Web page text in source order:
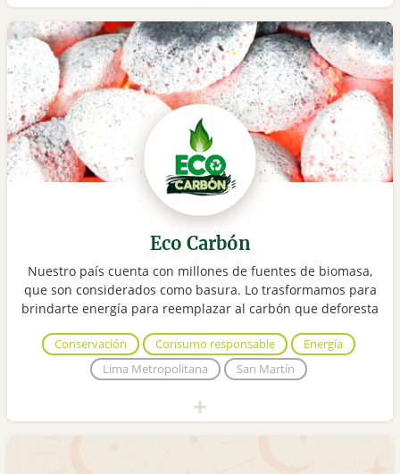
Eco Carbón
Nuestro país cuenta con millones de fuentes de biomasa,
que son considerados como basura. Lo trasformamos para
brindarte energía para reemplazar al carbón que deforesta
Conservación Consumo responsable
Energía
Lima Metropolitana
San Martín